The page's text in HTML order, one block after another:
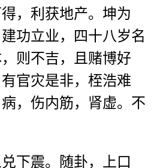
，利获地产。坤为
功立业，四十八岁名
则不吉，且赌博好
官灾是非，桎浩难
，伤内筋，肾虚。不
下震。随卦，上口